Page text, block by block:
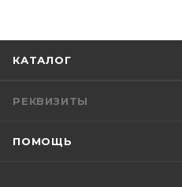
КАТАЛОГ
РЕКВИЗИТЫ
ПОМОЩЬ